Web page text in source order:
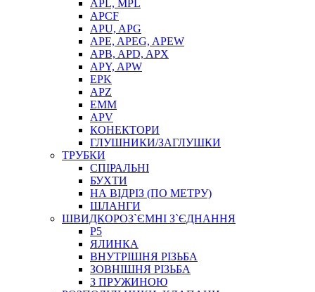
APL, MPL
APCF
APU, APG
APE, APEG, APEW
APB, APD, APX
APY, APW
EPK
APZ
EMM
APV
КОНЕКТОРИ
ГЛУШНИКИ/ЗАГЛУШКИ
ТРУБКИ
СПІРАЛЬНІ
БУХТИ
НА ВІДРІЗ (ПО МЕТРУ)
ШЛАНГИ
ШВИДКОРОЗ`ЄМНІ З`ЄДНАННЯ
P5
ЯЛИНКА
ВНУТРІШНЯ РІЗЬБА
ЗОВНІШНЯ РІЗЬБА
З ПРУЖИНОЮ